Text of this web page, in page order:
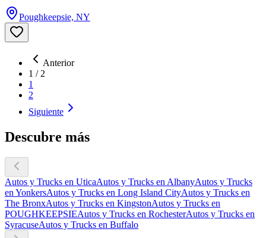
Poughkeepsie, NY
Anterior
1 / 2
1
2
Siguiente
Descubre más
Autos y Trucks en UticaAutos y Trucks en AlbanyAutos y Trucks
en YonkersAutos y Trucks en Long Island CityAutos y Trucks en
The BronxAutos y Trucks en KingstonAutos y Trucks en
POUGHKEEPSIEAutos y Trucks en RochesterAutos y Trucks en
SyracuseAutos y Trucks en Buffalo